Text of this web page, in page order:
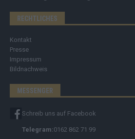
RECHTLICHES
Kontakt
Presse
Impressum
Bildnachweis
MESSENGER
Schreib uns auf Facebook
Telegram:0162 862 71 99